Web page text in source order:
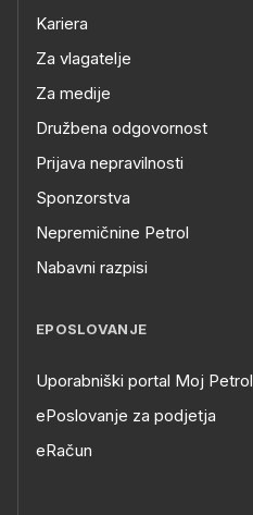
Kariera
Za vlagatelje
Za medije
Družbena odgovornost
Prijava nepravilnosti
Sponzorstva
Nepremičnine Petrol
Nabavni razpisi
EPOSLOVANJE
Uporabniški portal Moj Petrol
ePoslovanje za podjetja
eRačun